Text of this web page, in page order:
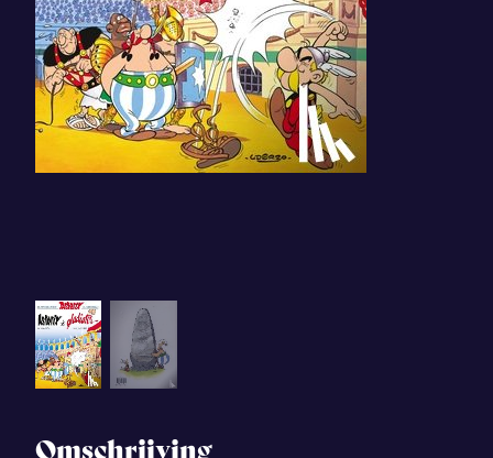
Omschrijving